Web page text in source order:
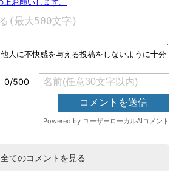
全てのコメントを見る